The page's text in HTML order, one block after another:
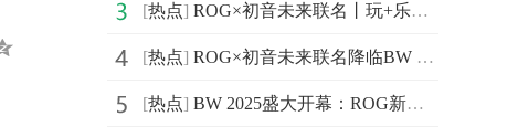
[热点] ROG×初音未来联名丨玩+乐园ROG新品发布会燃爆BW2025
[热点] ROG×初音未来联名降临BW 2025，梦幻破次元，热爱齐绽放！
[热点] BW 2025盛大开幕：ROG新品集结，开启电竞新体验